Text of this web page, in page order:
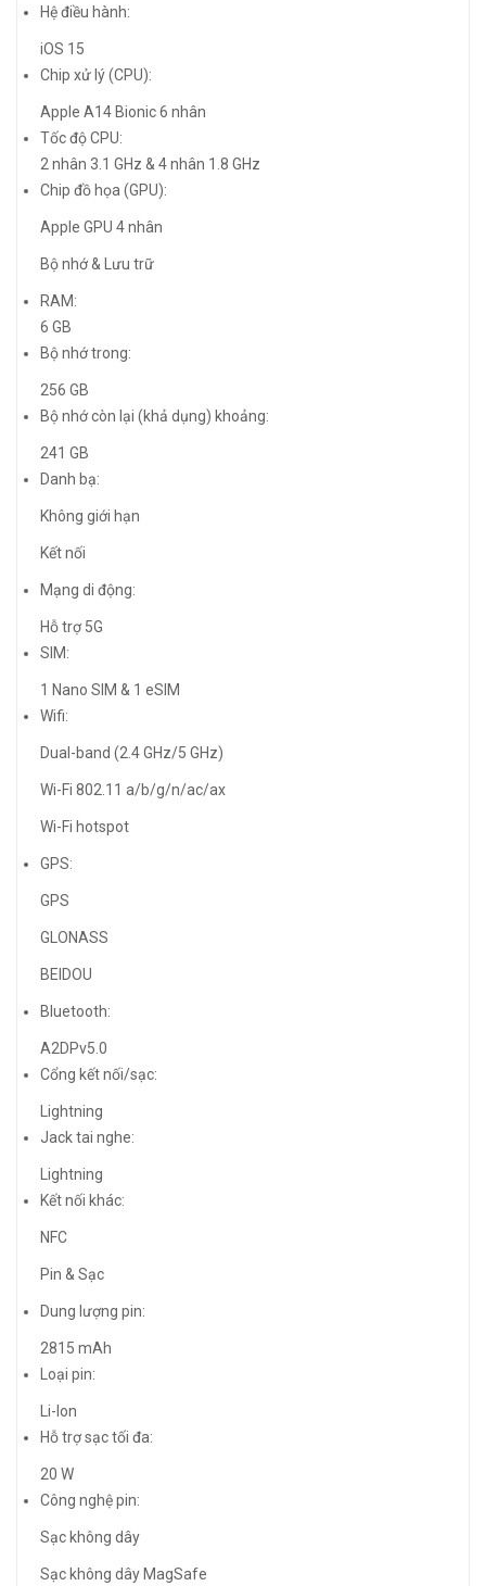
Hệ điều hành:
iOS 15
Chip xử lý (CPU):
Apple A14 Bionic 6 nhân
Tốc độ CPU:
2 nhân 3.1 GHz & 4 nhân 1.8 GHz
Chip đồ họa (GPU):
Apple GPU 4 nhân
Bộ nhớ & Lưu trữ
RAM:
6 GB
Bộ nhớ trong:
256 GB
Bộ nhớ còn lại (khả dụng) khoảng:
241 GB
Danh bạ:
Không giới hạn
Kết nối
Mạng di động:
Hỗ trợ 5G
SIM:
1 Nano SIM & 1 eSIM
Wifi:
Dual-band (2.4 GHz/5 GHz)
Wi-Fi 802.11 a/b/g/n/ac/ax
Wi-Fi hotspot
GPS:
GPS
GLONASS
BEIDOU
Bluetooth:
A2DPv5.0
Cổng kết nối/sạc:
Lightning
Jack tai nghe:
Lightning
Kết nối khác:
NFC
Pin & Sạc
Dung lượng pin:
2815 mAh
Loại pin:
Li-Ion
Hỗ trợ sạc tối đa:
20 W
Công nghệ pin:
Sạc không dây
Sạc không dây MagSafe